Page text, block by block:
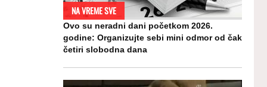
NA VREME SVE
Ovo su neradni dani početkom 2026.
godine: Organizujte sebi mini odmor od čak
četiri slobodna dana